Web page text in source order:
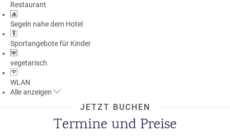
Restaurant
Segeln nahe dem Hotel
Sportangebote für Kinder
vegetarisch
WLAN
Alleanzeigen
JETZT BUCHEN
Termine und Preise